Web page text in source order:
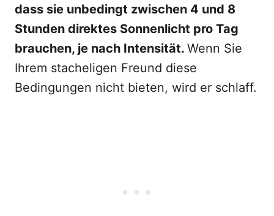
dass sie unbedingt zwischen 4 und 8
Stunden direktes Sonnenlicht pro Tag
brauchen, je nach Intensität. Wenn Sie
Ihrem stacheligen Freund diese
Bedingungen nicht bieten, wird er schlaff.